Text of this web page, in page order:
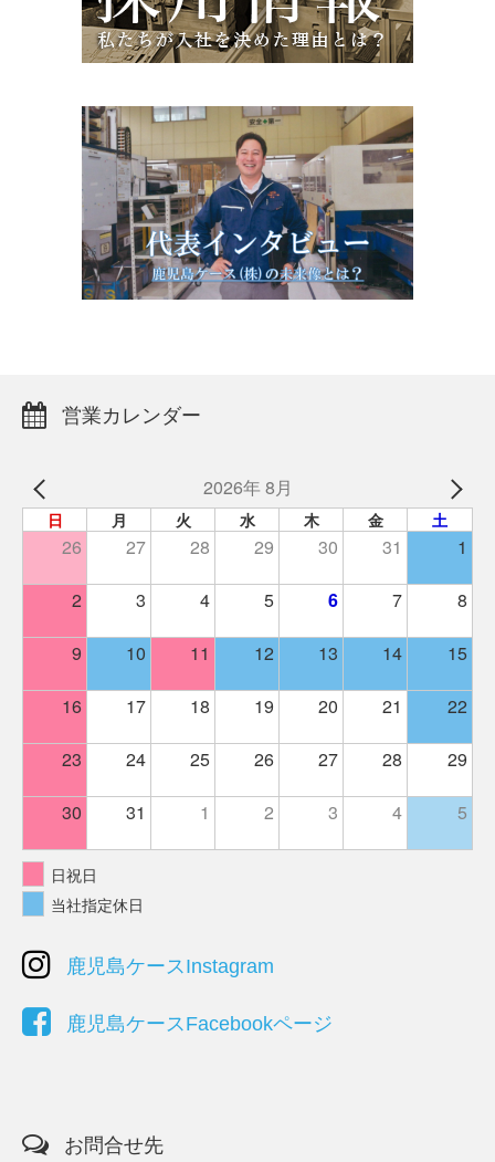
営業カレンダー
2026年 8月
日 月 火 水 木 金 土
26 27 28 29 30 31 1
2 3 4 5 6 7 8
9 10 11 12 13 14 15
16 17 18 19 20 21 22
23 24 25 26 27 28 29
30 31 1 2 3 4 5
日祝日
当社指定休日
鹿児島ケースInstagram
鹿児島ケースFacebookページ
お問合せ先